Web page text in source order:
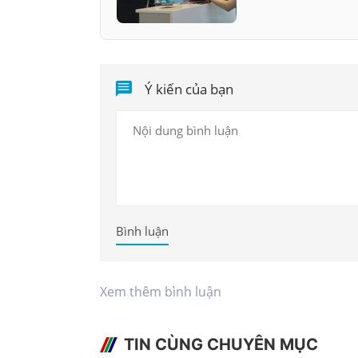
Ý kiến của bạn
Bình luận
Xem thêm bình luận
TIN CÙNG CHUYÊN MỤC